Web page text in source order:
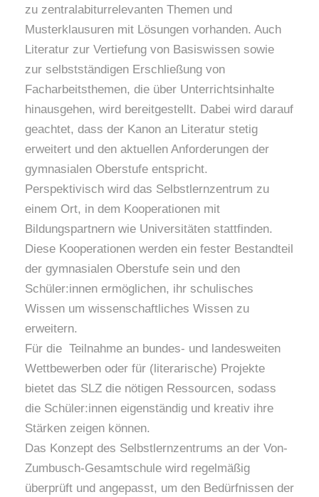
zu zentralabiturrelevanten Themen und
Musterklausuren mit Lösungen vorhanden. Auch
Literatur zur Vertiefung von Basiswissen sowie
zur selbstständigen Erschließung von
Facharbeitsthemen, die über Unterrichtsinhalte
hinausgehen, wird bereitgestellt. Dabei wird darauf
geachtet, dass der Kanon an Literatur stetig
erweitert und den aktuellen Anforderungen der
gymnasialen Oberstufe entspricht.
Perspektivisch wird das Selbstlernzentrum zu
einem Ort, in dem Kooperationen mit
Bildungspartnern wie Universitäten stattfinden.
Diese Kooperationen werden ein fester Bestandteil
der gymnasialen Oberstufe sein und den
Schüler:innen ermöglichen, ihr schulisches
Wissen um wissenschaftliches Wissen zu
erweitern.
Für die Teilnahme an bundes- und landesweiten
Wettbewerben oder für (literarische) Projekte
bietet das SLZ die nötigen Ressourcen, sodass
die Schüler:innen eigenständig und kreativ ihre
Stärken zeigen können.
Das Konzept des Selbstlernzentrums an der Von-
Zumbusch-Gesamtschule wird regelmäßig
überprüft und angepasst, um den Bedürfnissen der